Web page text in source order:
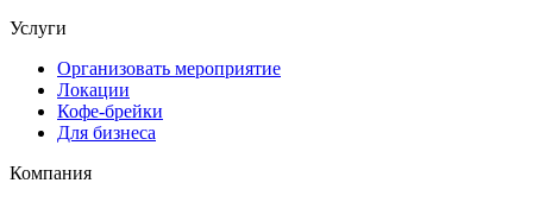
Услуги
Организовать мероприятие
Локации
Кофе-брейки
Для бизнеса
Компания